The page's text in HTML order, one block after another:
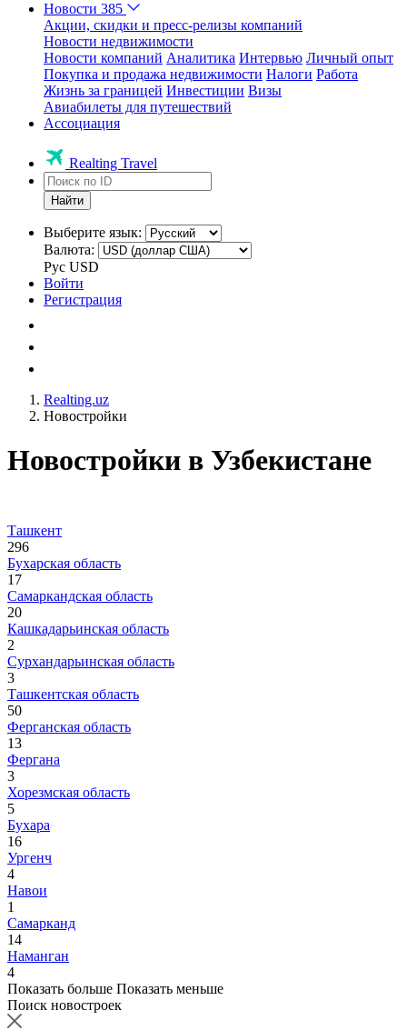
Новости 385
Акции, скидки и пресс-релизы компаний
Новости недвижимости
Новости компаний Аналитика Интервью Личный опыт
Покупка и продажа недвижимости Налоги Работа
Жизнь за границей Инвестиции Визы
Авиабилеты для путешествий
Ассоциация
Realting Travel
Найти
Выберите язык:
Валюта:
Рус USD
Войти
Регистрация
Realting.uz
Новостройки
Новостройки в Узбекистане
Ташкент
296
Бухарская область
17
Самаркандская область
20
Кашкадарьинская область
2
Сурхандарьинская область
3
Ташкентская область
50
Ферганская область
13
Фергана
3
Хорезмская область
5
Бухара
16
Ургенч
4
Навои
1
Самарканд
14
Наманган
4
Показать больше Показать меньше
Поиск новостроек